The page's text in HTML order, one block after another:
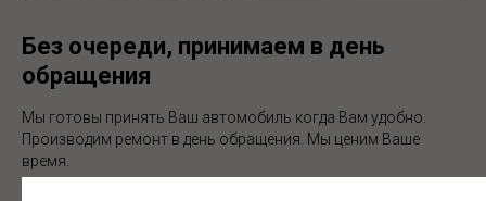
Без очереди, принимаем в день
обращения
Мы готовы принять Ваш автомобиль когда Вам удобно.
Производим ремонт в день обращения. Мы ценим Ваше
время.